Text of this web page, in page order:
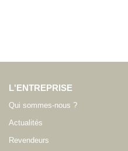
L'ENTREPRISE
Qui sommes-nous ?
Actualités
Revendeurs